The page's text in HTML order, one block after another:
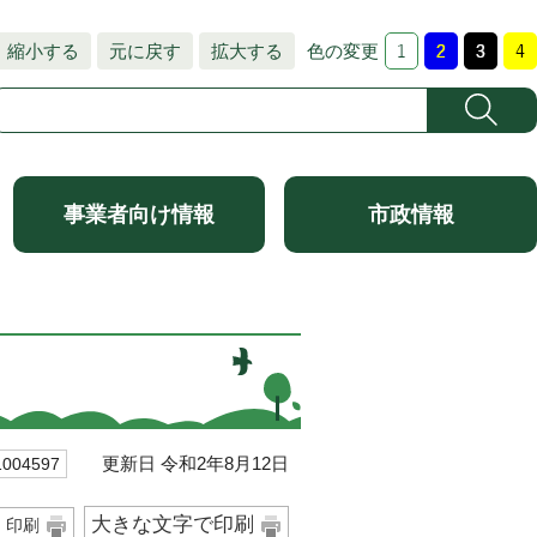
縮小する 元に戻す 拡大する 色の変更
事業者向け情報 市政情報
更新日 令和2年8月12日
印刷 大きな文字で印刷